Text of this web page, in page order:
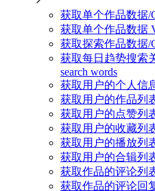
获取单个作品数据/
获取单个作品数据
获取探索作品数据/
获取每日趋势搜索
search words
获取用户的个人信
获取用户的作品列
获取用户的点赞列
获取用户的收藏列
获取用户的播放列
获取用户的合辑列
获取作品的评论列
获取作品的评论回